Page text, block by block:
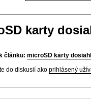
karty
článku: microSD karty
do diskusií ako prihlásený